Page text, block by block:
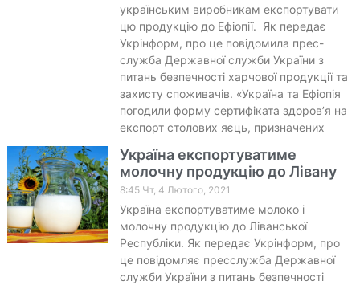
українським виробникам експортувати
цю продукцію до Ефіопії. Як передає
Укрінформ, про це повідомила прес-
служба Державної служби України з
питань безпечності харчової продукції та
захисту споживачів. «Україна та Ефіопія
погодили форму сертифіката здоров’я на
експорт столових яєць, призначених
Україна експортуватиме
молочну продукцію до Лівану
8:45 Чт, 4 Лютого, 2021
Україна експортуватиме молоко і
молочну продукцію до Ліванської
Республіки. Як передає Укрінформ, про
це повідомляє пресслужба Державної
служби України з питань безпечності